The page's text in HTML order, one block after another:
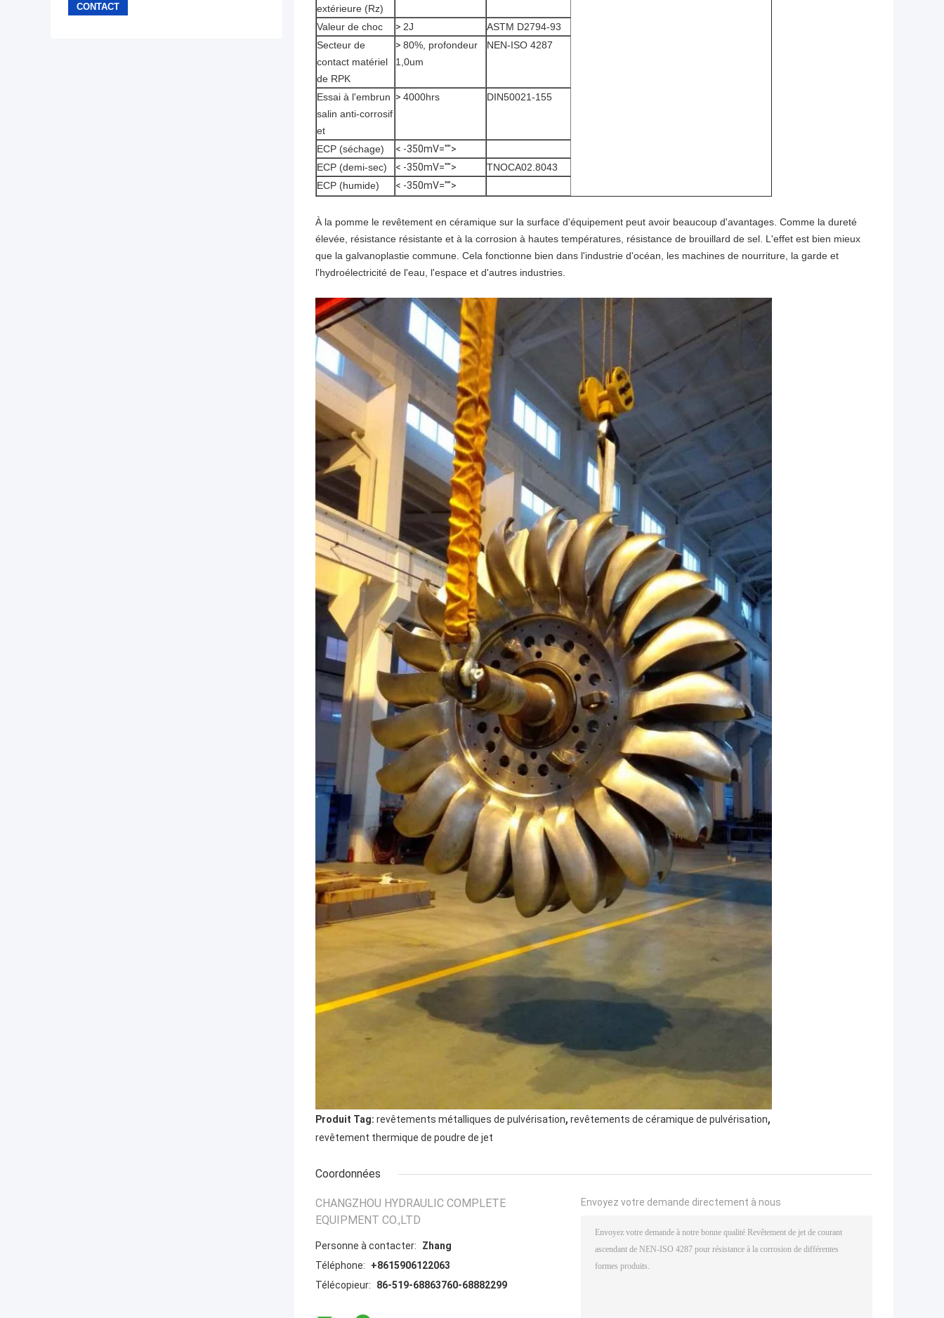
extérieure (Rz)
Valeur de choc > 2J
ASTM D2794-93
Secteur de
contact matériel
de RPK
> 80%, profondeur
1,0um
NEN-ISO 4287
Essai à l'embrun
salin anti-corrosif
et
> 4000hrs DIN50021-155
ECP (séchage)
< -350mV="">
ECP (demi-sec)
< -350mV="">
TNOCA02.8043
ECP (humide)
< -350mV="">
À la pomme le revêtement en céramique sur la surface d'équipement peut avoir beaucoup d'avantages. Comme la dureté
élevée, résistance résistante et à la corrosion à hautes températures, résistance de brouillard de sel. L'effet est bien mieux
que la galvanoplastie commune. Cela fonctionne bien dans l'industrie d'océan, les machines de nourriture, la garde et
l'hydroélectricité de l'eau, l'espace et d'autres industries.
Produit Tag: revêtements métalliques de pulvérisation, revêtements de céramique de pulvérisation,
revêtement thermique de poudre de jet
Coordonnées
CHANGZHOU HYDRAULIC COMPLETE
EQUIPMENT CO.,LTD
Personne à contacter:
Zhang
Téléphone:
+8615906122063
Télécopieur:
86-519-68863760-68882299
Envoyez votre demande directement à nous